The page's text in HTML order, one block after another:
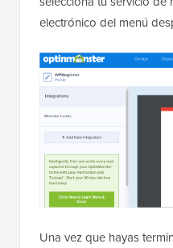
electrónico del menú
Una vez que hayas